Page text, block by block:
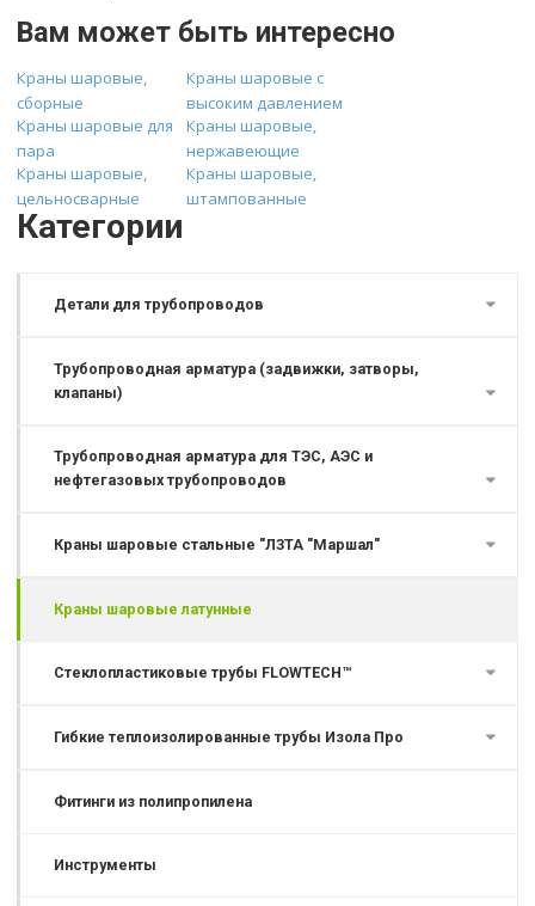
Вам может быть интересно
Краны шаровые,
сборные
Краны шаровые с
высоким давлением
Краны шаровые для
пара
Краны шаровые,
нержавеющие
Краны шаровые,
цельносварные
Краны шаровые,
штампованные
Категории
Детали для трубопроводов
Трубопроводная арматура (задвижки, затворы,
клапаны)
Трубопроводная арматура для ТЭС, АЭС и
нефтегазовых трубопроводов
Краны шаровые стальные "ЛЗТА "Маршал"
Краны шаровые латунные
Стеклопластиковые трубы FLOWTECH™
Гибкие теплоизолированные трубы Изола Про
Фитинги из полипропилена
Инструменты